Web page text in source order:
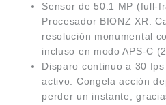
Sensor de 50.1 MP (full-
Procesador BIONZ XR:
resolución monumental
incluso en modo APS-C
Disparo continuo a 30
activo: Congela acción
perder un instante,